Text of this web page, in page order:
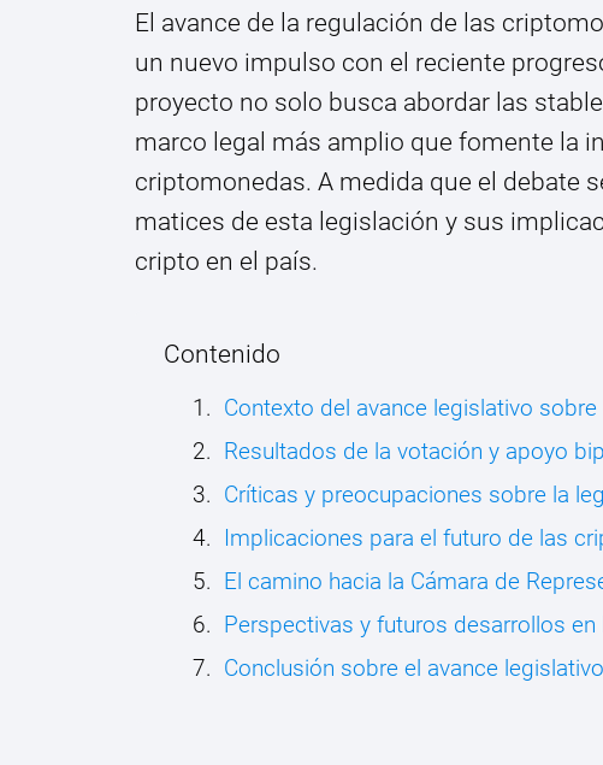
El avance de la regulación de las
un nuevo impulso con el reciente
proyecto no solo busca abordar las
marco legal más amplio que fomente la
criptomonedas. A medida que el debate
matices de esta legislación y sus
cripto en el país.
Contenido
Contexto del avance legislativo
Resultados de la votación y apoyo
Críticas y preocupaciones sobre la
Implicaciones para el futuro de las
El camino hacia la Cámara de
Perspectivas y futuros desarrollos
Conclusión sobre el avance legislativo